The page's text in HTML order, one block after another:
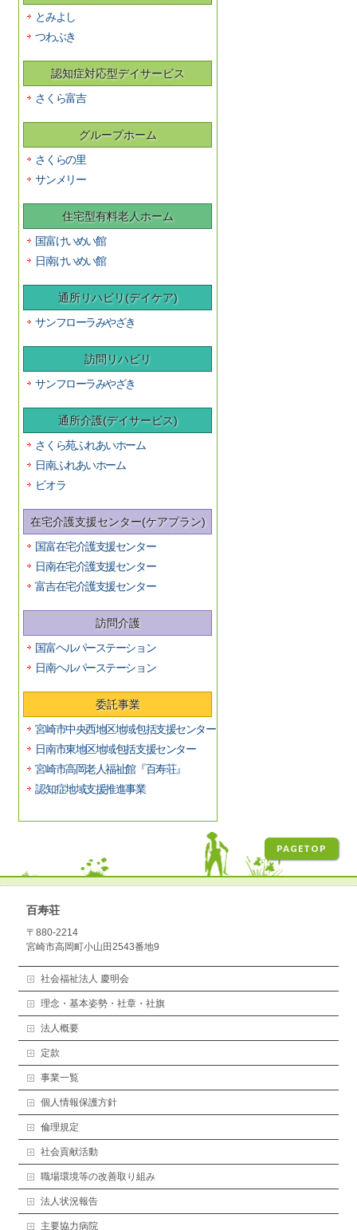
とみよし
つわぶき
認知症対応型デイサービス
さくら富吉
グループホーム
さくらの里
サンメリー
住宅型有料老人ホーム
国富けいめい館
日南けいめい館
通所リハビリ(デイケア)
サンフローラみやざき
訪問リハビリ
サンフローラみやざき
通所介護(デイサービス)
さくら苑ふれあいホーム
日南ふれあいホーム
ビオラ
在宅介護支援センター(ケアプラン)
国富在宅介護支援センター
日南在宅介護支援センター
富吉在宅介護支援センター
訪問介護
国富ヘルパーステーション
日南ヘルパーステーション
委託事業
宮崎市中央西地区地域包括支援センター
日南市東地区地域包括支援センター
宮崎市高岡老人福祉館『百寿荘』
認知症地域支援推進事業
PAGETOP
百寿荘
〒880-2214
宮崎市高岡町小山田2543番地9
社会福祉法人 慶明会
理念・基本姿勢・社章・社旗
法人概要
定款
事業一覧
個人情報保護方針
倫理規定
社会貢献活動
職場環境等の改善取り組み
法人状況報告
主要協力病院